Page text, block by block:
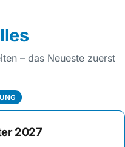
– das Neueste zuerst
2027